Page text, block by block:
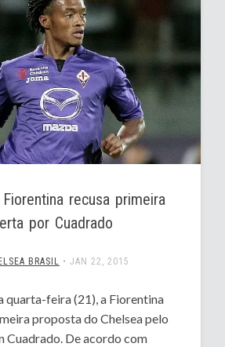
recusa primeira
por Cuadrado
BRASIL • JAN 22, 2015
quarta-feira (21), a Fiorentina
proposta do Chelsea pelo
Cuadrado. De acordo com